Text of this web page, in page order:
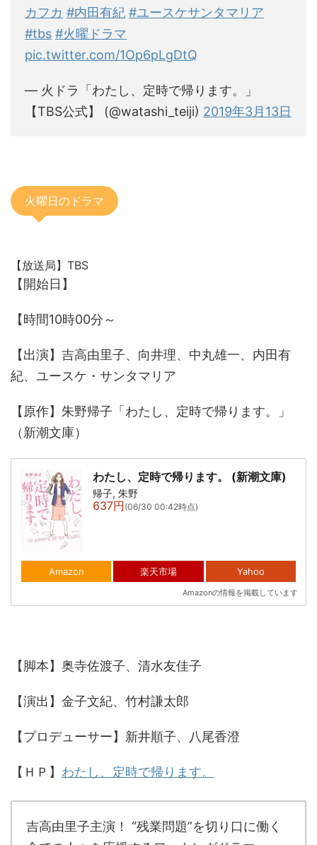
カフカ #内田有紀 #ユースケサンタマリア
#tbs #火曜ドラマ
pic.twitter.com/1Op6pLgDtQ
— 火ドラ「わたし、定時で帰ります。」
【TBS公式】 (@watashi_teiji) 2019年3月13日
火曜日のドラマ
【放送局】TBS
【開始日】
【時間10時00分～
【出演】吉高由里子、向井理、中丸雄一、内田有
紀、ユースケ・サンタマリア
【原作】朱野帰子「わたし、定時で帰ります。」
（新潮文庫）
わたし、定時で帰ります。 (新潮文庫)
帰子, 朱野
637円(06/30 00:42時点)
Amazon 楽天市場 Yahoo
Amazonの情報を掲載しています
【脚本】奥寺佐渡子、清水友佳子
【演出】金子文紀、竹村謙太郎
【プロデューサー】新井順子、八尾香澄
【ＨＰ】 わたし、定時で帰ります。
吉高由里子主演！ “残業問題”を切り口に働く